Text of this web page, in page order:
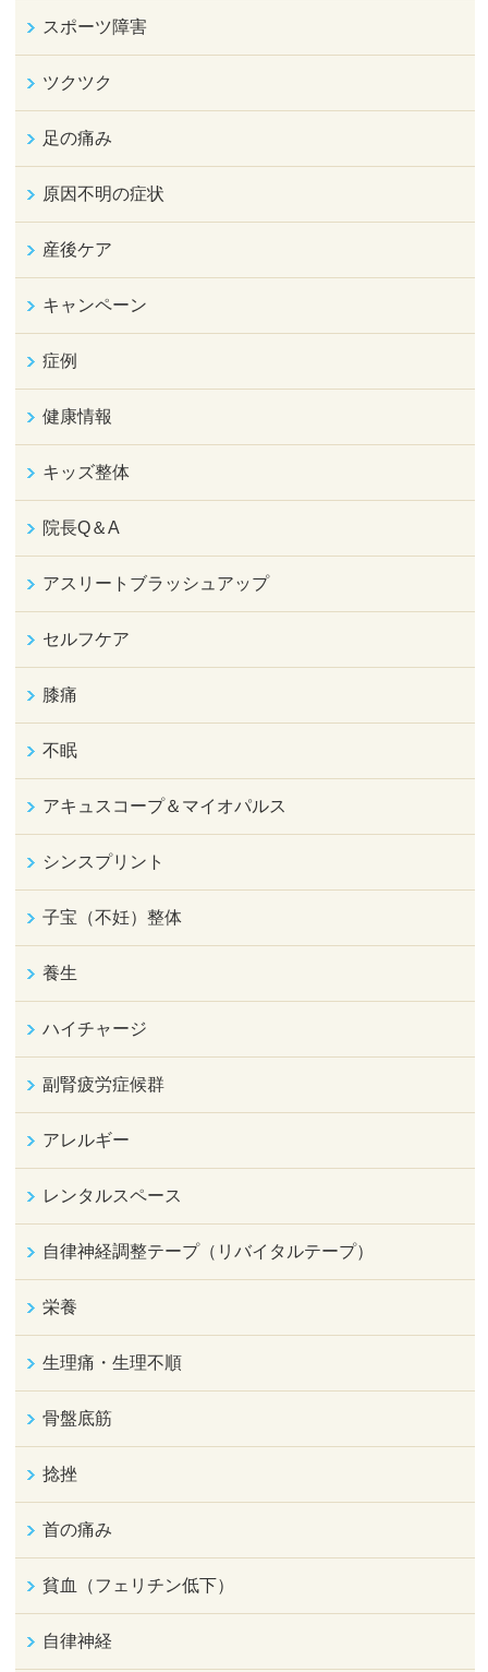
スポーツ障害
ツクツク
足の痛み
原因不明の症状
産後ケア
キャンペーン
症例
健康情報
キッズ整体
院長Q＆A
アスリートブラッシュアップ
セルフケア
膝痛
不眠
アキュスコープ＆マイオパルス
シンスプリント
子宝（不妊）整体
養生
ハイチャージ
副腎疲労症候群
アレルギー
レンタルスペース
自律神経調整テープ（リバイタルテープ）
栄養
生理痛・生理不順
骨盤底筋
捻挫
首の痛み
貧血（フェリチン低下）
自律神経